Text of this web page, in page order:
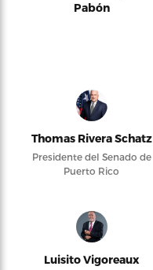
Pabón
Thomas Rivera Schatz
Presidente del Senado de
Puerto Rico
Luisito Vigoreaux